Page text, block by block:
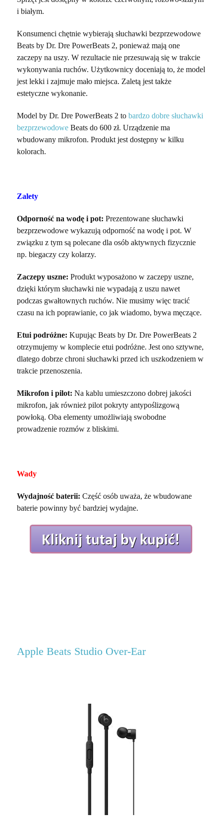
i białym.
Konsumenci chętnie wybierają słuchawki bezprzewodowe
Beats by Dr. Dre PowerBeats 2, ponieważ mają one
zaczepy na uszy. W rezultacie nie przesuwają się w trakcie
wykonywania ruchów. Użytkownicy doceniają to, że model
jest lekki i zajmuje mało miejsca. Zaletą jest także
estetyczne wykonanie.
Model by Dr. Dre PowerBeats 2 to bardzo dobre słuchawki
bezprzewodoweBeats do 600 zł. Urządzenie ma
wbudowany mikrofon. Produkt jest dostępny w kilku
kolorach.
Zalety
Odporność na wodę i pot: Prezentowane słuchawki
bezprzewodowe wykazują odporność na wodę i pot. W
związku z tym są polecane dla osób aktywnych fizycznie
np. biegaczy czy kolarzy.
Zaczepy uszne: Produkt wyposażono w zaczepy uszne,
dzięki którym słuchawki nie wypadają z uszu nawet
podczas gwałtownych ruchów. Nie musimy więc tracić
czasu na ich poprawianie, co jak wiadomo, bywa męczące.
Etui podróżne: Kupując Beats by Dr. Dre PowerBeats 2
otrzymujemy w komplecie etui podróżne. Jest ono sztywne,
dlatego dobrze chroni słuchawki przed ich uszkodzeniem w
trakcie przenoszenia.
Mikrofon i pilot: Na kablu umieszczono dobrej jakości
mikrofon, jak również pilot pokryty antypoślizgową
powłoką. Oba elementy umożliwiają swobodne
prowadzenie rozmów z bliskimi.
Wady
Wydajność baterii: Część osób uważa, że wbudowane
baterie powinny być bardziej wydajne.
Apple Beats Studio Over-Ear